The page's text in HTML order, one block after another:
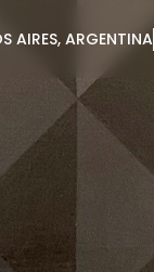
AIRES, ARGENTINA